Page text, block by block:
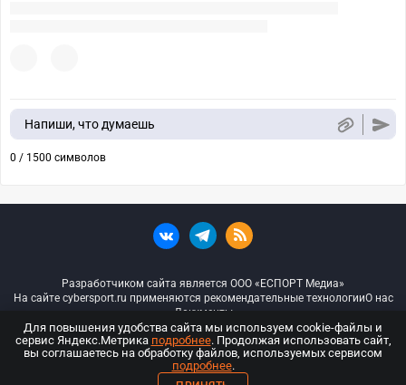
Напиши, что думаешь
0 / 1500 символов
Разработчиком сайта является ООО «ЕСПОРТ Медиа»
На сайте cybersport.ru применяются рекомендательные технологииО нас
Документы
© ООО «Киберспорт.ру» — Все права защищены
18+
Для повышения удобства сайта мы используем cookie-файлы и
сервис Яндекс.Метрика подробнее. Продолжая использовать сайт,
вы соглашаетесь на обработку файлов, используемых сервисом
подробнее.